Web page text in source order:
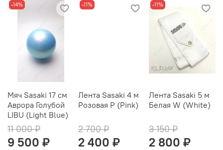
-14%
Мяч Sasaki 17 см
Аврора Голубой
LIBU (Light Blue)
11 000 ₽
9 500 ₽
-11%
Лента Sasaki 4 м
Розовая P (Pink)
2 700 ₽
2 400 ₽
-11%
Лента Sasaki 5 м
Белая W (White)
3 150 ₽
2 800 ₽